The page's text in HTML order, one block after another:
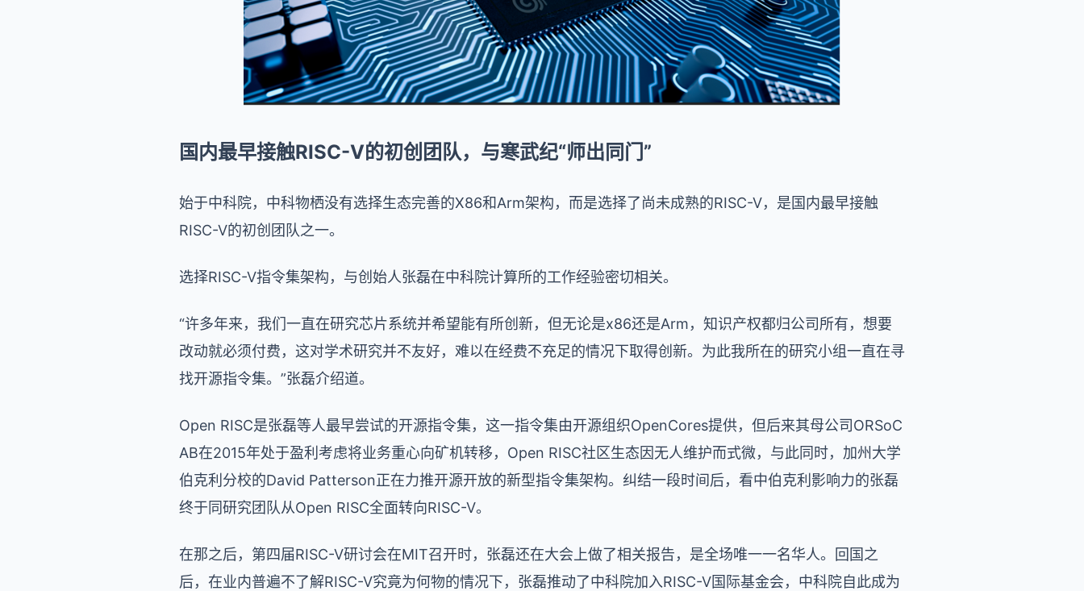
国内最早接触RISC-V的初创团队，与寒武纪“师出同门”
始于中科院，中科物栖没有选择生态完善的X86和Arm架构，而是选择了尚未成熟的RISC-V，是国内最早接触
RISC-V的初创团队之一。
选择RISC-V指令集架构，与创始人张磊在中科院计算所的工作经验密切相关。
“许多年来，我们一直在研究芯片系统并希望能有所创新，但无论是x86还是Arm，知识产权都归公司所有，想要
改动就必须付费，这对学术研究并不友好，难以在经费不充足的情况下取得创新。为此我所在的研究小组一直在寻
找开源指令集。”张磊介绍道。
Open RISC是张磊等人最早尝试的开源指令集，这一指令集由开源组织OpenCores提供，但后来其母公司ORSoC
AB在2015年处于盈利考虑将业务重心向矿机转移，Open RISC社区生态因无人维护而式微，与此同时，加州大学
伯克利分校的David Patterson正在力推开源开放的新型指令集架构。纠结一段时间后，看中伯克利影响力的张磊
终于同研究团队从Open RISC全面转向RISC-V。
在那之后，第四届RISC-V研讨会在MIT召开时，张磊还在大会上做了相关报告，是全场唯一一名华人。回国之
后，在业内普遍不了解RISC-V究竟为何物的情况下，张磊推动了中科院加入RISC-V国际基金会，中科院自此成为